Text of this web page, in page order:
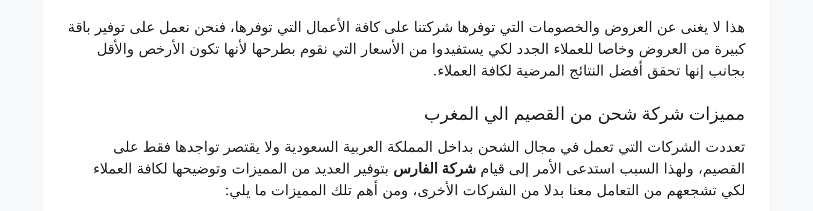
هذا لا يغنى عن العروض والخصومات التي توفرها شركتنا على كافة الأعمال التي توفرها، فنحن نعمل على توفير باقة
كبيرة من العروض وخاصا للعملاء الجدد لكي يستفيدوا من الأسعار التي نقوم بطرحها لأنها تكون الأرخص والأقل
بجانب إنها تحقق أفضل النتائج المرضية لكافة العملاء.
مميزات شركة شحن من القصيم الي المغرب
تعددت الشركات التي تعمل في مجال الشحن بداخل المملكة العربية السعودية ولا يقتصر تواجدها فقط على
القصيم، ولهذا السبب استدعى الأمر إلى قيام شركة الفارس بتوفير العديد من المميزات وتوضيحها لكافة العملاء
لكي تشجعهم من التعامل معنا بدلا من الشركات الأخرى، ومن أهم تلك المميزات ما يلي: